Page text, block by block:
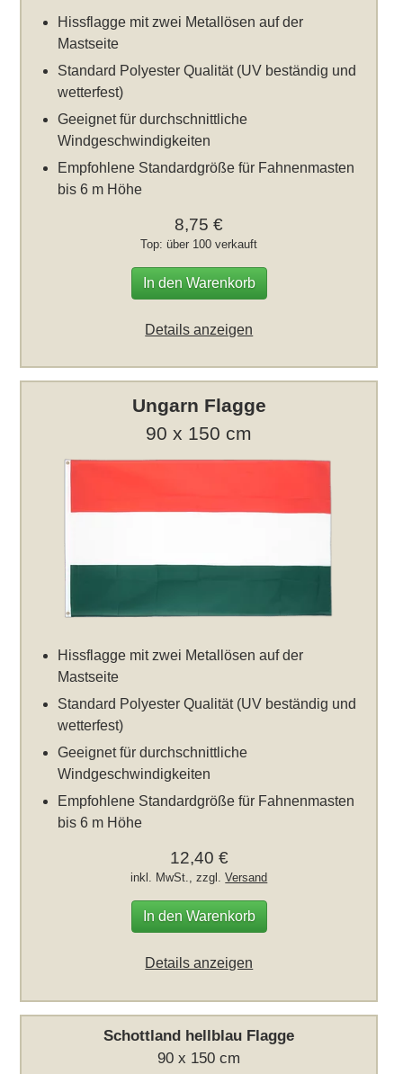
Hissflagge mit zwei Metallösen auf der
Mastseite
Standard Polyester Qualität (UV beständig und
wetterfest)
Geeignet für durchschnittliche
Windgeschwindigkeiten
Empfohlene Standardgröße für Fahnenmasten
bis 6 m Höhe
8,75 €
Top: über 100 verkauft
In den Warenkorb
Details anzeigen
Ungarn Flagge
90 x 150 cm
Hissflagge mit zwei Metallösen auf der
Mastseite
Standard Polyester Qualität (UV beständig und
wetterfest)
Geeignet für durchschnittliche
Windgeschwindigkeiten
Empfohlene Standardgröße für Fahnenmasten
bis 6 m Höhe
12,40 €
inkl. MwSt., zzgl.Versand
In den Warenkorb
Details anzeigen
Schottland hellblau Flagge
90 x 150 cm